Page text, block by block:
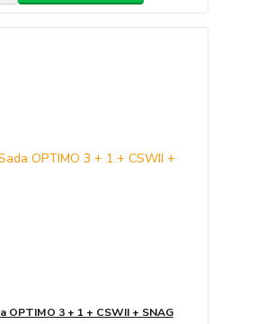
OPTIMO 3 + 1 + CSWII + SNAG